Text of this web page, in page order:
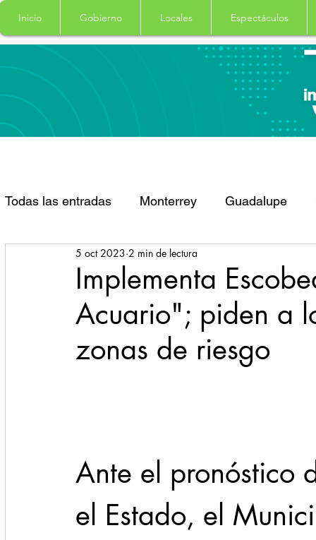
Inicio Gobierno Locales Espectáculos
Todas las entradas Monterrey Guadalupe
Santa Catarina San Pedro Garza Garcia
Espectaculos Clima Principal Salud
Implementa
Acuario"; piden a
zonas de riesgo
5 oct 2023 2 min de lectura
Ante el pronóstico
el Estado, el